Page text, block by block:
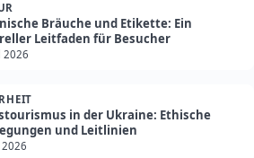
Bräuche und Etikette: Ein
Leitfaden für Besucher
2026
in der Ukraine: Ethische
und Leitlinien
2026